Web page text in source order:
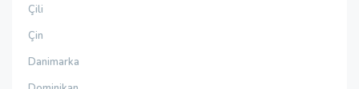
Çili
Çin
Danimarka